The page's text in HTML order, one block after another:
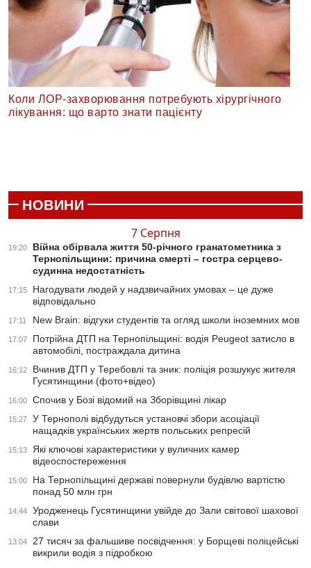
Коли ЛОР-захворювання потребують хірургічного
лікування: що варто знати пацієнту
НОВИНИ
7 Серпня
19:20
Війна обірвала життя 50-річного гранатометника з
Тернопільщини: причина смерті – гостра серцево-
судинна недостатність
17:15
Нагодувати людей у надзвичайних умовах – це дуже
відповідально
17:11 New Brain: відгуки студентів та огляд школи іноземних мов
17:07
Потрійна ДТП на Тернопільщині: водія Peugeot затисло в
автомобілі, постраждала дитина
16:12
Вчинив ДТП у Теребовлі та зник: поліція розшукує жителя
Гусятинщини (фото+відео)
16:00 Спочив у Бозі відомий на Зборівщині лікар
15:27
У Тернополі відбудуться установчі збори асоціації
нащадків українських жертв польських репресій
15:13
Які ключові характеристики у вуличних камер
відеоспостереження
15:00
На Тернопільщині державі повернули будівлю вартістю
понад 50 млн грн
14:44
Уродженець Гусятинщини увійде до Зали світової шахової
слави
13:04
27 тисяч за фальшиве посвідчення: у Борщеві поліцейські
викрили водія з підробкою